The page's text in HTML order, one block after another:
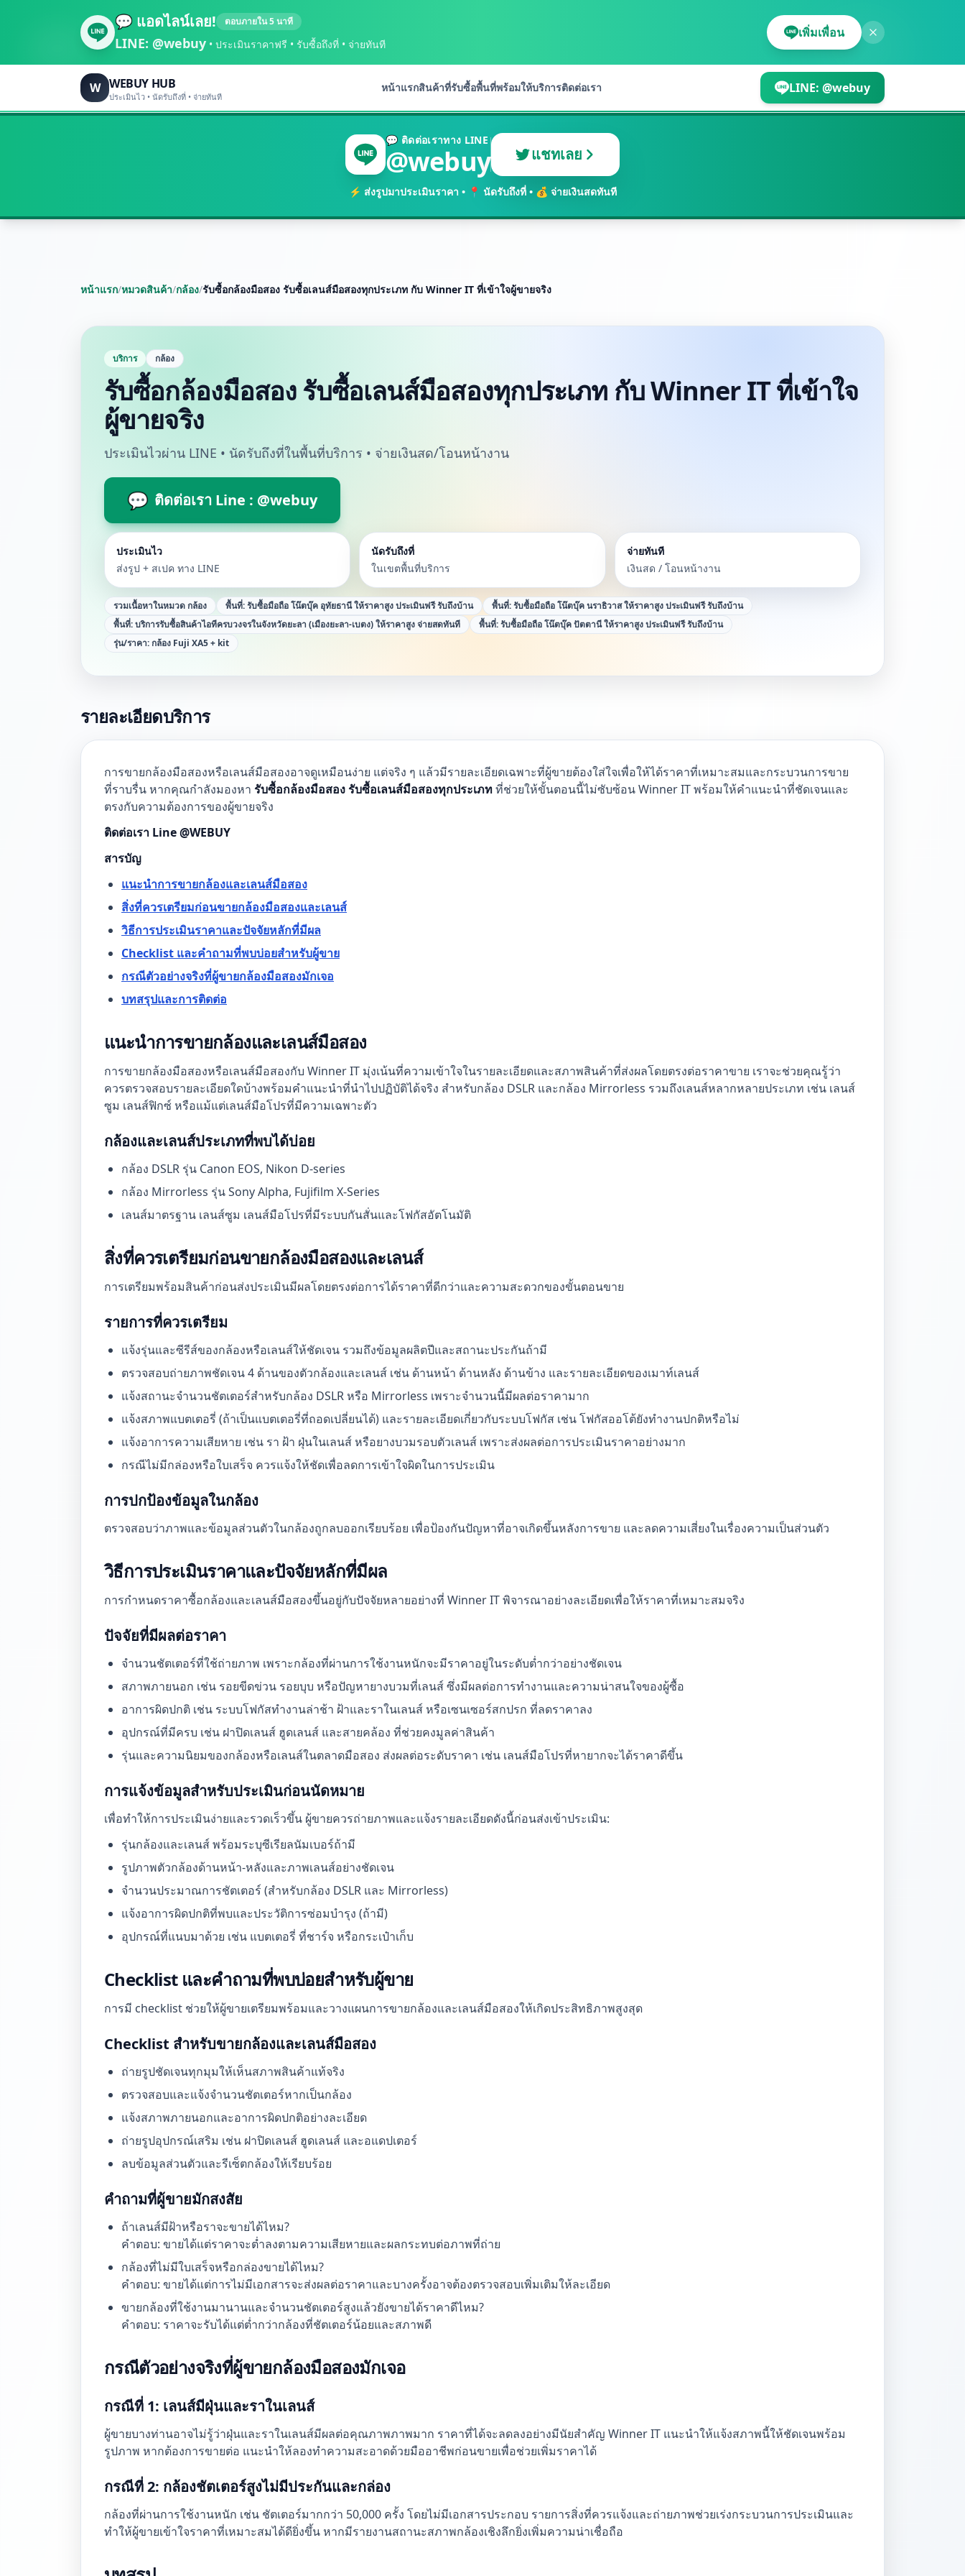
💬 แอดไลน์เลย! ตอบภายใน 5 นาที
LINE: @webuy • ประเมินราคาฟรี • รับซื้อถึงที่ • จ่ายทันที
เพิ่มเพื่อน
W WEBUY HUB
ประเมินไว • นัดรับถึงที่ • จ่ายทันที
หน้าแรกสินค้าที่รับซื้อพื้นที่พร้อมให้บริการติดต่อเรา LINE: @webuy
💬 ติดต่อเราทาง LINE
@webuy แชทเลย
⚡ ส่งรูปมาประเมินราคา • 📍 นัดรับถึงที่ • 💰 จ่ายเงินสดทันที
หน้าแรก/หมวดสินค้า/กล้อง/รับซื้อกล้องมือสอง รับซื้อเลนส์มือสองทุกประเภท กับ Winner IT ที่เข้าใจผู้ขายจริง
บริการ กล้อง
รับซื้อกล้องมือสอง รับซื้อเลนส์มือสองทุกประเภท กับ Winner IT ที่เข้าใจ
ผู้ขายจริง
ประเมินไวผ่าน LINE • นัดรับถึงที่ในพื้นที่บริการ • จ่ายเงินสด/โอนหน้างาน
💬 ติดต่อเรา Line : @webuy
ประเมินไว
ส่งรูป + สเปค ทาง LINE
นัดรับถึงที่
ในเขตพื้นที่บริการ
จ่ายทันที
เงินสด / โอนหน้างาน
รวมเนื้อหาในหมวดกล้อง พื้นที่:รับซื้อมือถือ โน๊ตบุ๊ค อุทัยธานี ให้ราคาสูง ประเมินฟรี รับถึงบ้าน พื้นที่:รับซื้อมือถือ โน๊ตบุ๊ค นราธิวาส ให้ราคาสูง ประเมินฟรี รับถึงบ้าน
พื้นที่:บริการรับซื้อสินค้าไอทีครบวงจรในจังหวัดยะลา (เมืองยะลา-เบตง) ให้ราคาสูง จ่ายสดทันที พื้นที่:รับซื้อมือถือ โน๊ตบุ๊ค ปัตตานี ให้ราคาสูง ประเมินฟรี รับถึงบ้าน
รุ่น/ราคา:กล้อง Fuji XA5 + kit
รายละเอียดบริการ
การขายกล้องมือสองหรือเลนส์มือสองอาจดูเหมือนง่าย แต่จริง ๆ แล้วมีรายละเอียดเฉพาะที่ผู้ขายต้องใส่ใจเพื่อให้ได้ราคาที่เหมาะสมและกระบวนการขาย
ที่ราบรื่น หากคุณกำลังมองหา รับซื้อกล้องมือสอง รับซื้อเลนส์มือสองทุกประเภทที่ช่วยให้ขั้นตอนนี้ไม่ซับซ้อน Winner IT พร้อมให้คำแนะนำที่ชัดเจนและ
ตรงกับความต้องการของผู้ขายจริง
ติดต่อเรา Line @WEBUY
สารบัญ
แนะนำการขายกล้องและเลนส์มือสอง
สิ่งที่ควรเตรียมก่อนขายกล้องมือสองและเลนส์
วิธีการประเมินราคาและปัจจัยหลักที่มีผล
Checklist และคำถามที่พบบ่อยสำหรับผู้ขาย
กรณีตัวอย่างจริงที่ผู้ขายกล้องมือสองมักเจอ
บทสรุปและการติดต่อ
แนะนำการขายกล้องและเลนส์มือสอง
การขายกล้องมือสองหรือเลนส์มือสองกับ Winner IT มุ่งเน้นที่ความเข้าใจในรายละเอียดและสภาพสินค้าที่ส่งผลโดยตรงต่อราคาขาย เราจะช่วยคุณรู้ว่า
ควรตรวจสอบรายละเอียดใดบ้างพร้อมคำแนะนำที่นำไปปฏิบัติได้จริง สำหรับกล้อง DSLR และกล้อง Mirrorless รวมถึงเลนส์หลากหลายประเภท เช่น เลนส์
ซูม เลนส์ฟิกซ์ หรือแม้แต่เลนส์มือโปรที่มีความเฉพาะตัว
กล้องและเลนส์ประเภทที่พบได้บ่อย
กล้อง DSLR รุ่น Canon EOS, Nikon D-series
กล้อง Mirrorless รุ่น Sony Alpha, Fujifilm X-Series
เลนส์มาตรฐาน เลนส์ซูม เลนส์มือโปรที่มีระบบกันสั่นและโฟกัสอัตโนมัติ
สิ่งที่ควรเตรียมก่อนขายกล้องมือสองและเลนส์
การเตรียมพร้อมสินค้าก่อนส่งประเมินมีผลโดยตรงต่อการได้ราคาที่ดีกว่าและความสะดวกของขั้นตอนขาย
รายการที่ควรเตรียม
แจ้งรุ่นและซีรีส์ของกล้องหรือเลนส์ให้ชัดเจน รวมถึงข้อมูลผลิตปีและสถานะประกันถ้ามี
ตรวจสอบถ่ายภาพชัดเจน 4 ด้านของตัวกล้องและเลนส์ เช่น ด้านหน้า ด้านหลัง ด้านข้าง และรายละเอียดของเมาท์เลนส์
แจ้งสถานะจำนวนชัตเตอร์สำหรับกล้อง DSLR หรือ Mirrorless เพราะจำนวนนี้มีผลต่อราคามาก
แจ้งสภาพแบตเตอรี่ (ถ้าเป็นแบตเตอรี่ที่ถอดเปลี่ยนได้) และรายละเอียดเกี่ยวกับระบบโฟกัส เช่น โฟกัสออโต้ยังทำงานปกติหรือไม่
แจ้งอาการความเสียหาย เช่น รา ฝ้า ฝุ่นในเลนส์ หรือยางบวมรอบตัวเลนส์ เพราะส่งผลต่อการประเมินราคาอย่างมาก
กรณีไม่มีกล่องหรือใบเสร็จ ควรแจ้งให้ชัดเพื่อลดการเข้าใจผิดในการประเมิน
การปกป้องข้อมูลในกล้อง
ตรวจสอบว่าภาพและข้อมูลส่วนตัวในกล้องถูกลบออกเรียบร้อย เพื่อป้องกันปัญหาที่อาจเกิดขึ้นหลังการขาย และลดความเสี่ยงในเรื่องความเป็นส่วนตัว
วิธีการประเมินราคาและปัจจัยหลักที่มีผล
การกำหนดราคาซื้อกล้องและเลนส์มือสองขึ้นอยู่กับปัจจัยหลายอย่างที่ Winner IT พิจารณาอย่างละเอียดเพื่อให้ราคาที่เหมาะสมจริง
ปัจจัยที่มีผลต่อราคา
จำนวนชัตเตอร์ที่ใช้ถ่ายภาพ เพราะกล้องที่ผ่านการใช้งานหนักจะมีราคาอยู่ในระดับต่ำกว่าอย่างชัดเจน
สภาพภายนอก เช่น รอยขีดข่วน รอยบุบ หรือปัญหายางบวมที่เลนส์ ซึ่งมีผลต่อการทำงานและความน่าสนใจของผู้ซื้อ
อาการผิดปกติ เช่น ระบบโฟกัสทำงานล่าช้า ฝ้าและราในเลนส์ หรือเซนเซอร์สกปรก ที่ลดราคาลง
อุปกรณ์ที่มีครบ เช่น ฝาปิดเลนส์ ฮูดเลนส์ และสายคล้อง ที่ช่วยคงมูลค่าสินค้า
รุ่นและความนิยมของกล้องหรือเลนส์ในตลาดมือสอง ส่งผลต่อระดับราคา เช่น เลนส์มือโปรที่หายากจะได้ราคาดีขึ้น
การแจ้งข้อมูลสำหรับประเมินก่อนนัดหมาย
เพื่อทำให้การประเมินง่ายและรวดเร็วขึ้น ผู้ขายควรถ่ายภาพและแจ้งรายละเอียดดังนี้ก่อนส่งเข้าประเมิน:
รุ่นกล้องและเลนส์ พร้อมระบุซีเรียลนัมเบอร์ถ้ามี
รูปภาพตัวกล้องด้านหน้า-หลังและภาพเลนส์อย่างชัดเจน
จำนวนประมาณการชัตเตอร์ (สำหรับกล้อง DSLR และ Mirrorless)
แจ้งอาการผิดปกติที่พบและประวัติการซ่อมบำรุง (ถ้ามี)
อุปกรณ์ที่แนบมาด้วย เช่น แบตเตอรี่ ที่ชาร์จ หรือกระเป๋าเก็บ
Checklist และคำถามที่พบบ่อยสำหรับผู้ขาย
การมี checklist ช่วยให้ผู้ขายเตรียมพร้อมและวางแผนการขายกล้องและเลนส์มือสองให้เกิดประสิทธิภาพสูงสุด
Checklist สำหรับขายกล้องและเลนส์มือสอง
ถ่ายรูปชัดเจนทุกมุมให้เห็นสภาพสินค้าแท้จริง
ตรวจสอบและแจ้งจำนวนชัตเตอร์หากเป็นกล้อง
แจ้งสภาพภายนอกและอาการผิดปกติอย่างละเอียด
ถ่ายรูปอุปกรณ์เสริม เช่น ฝาปิดเลนส์ ฮูดเลนส์ และอแดปเตอร์
ลบข้อมูลส่วนตัวและรีเซ็ตกล้องให้เรียบร้อย
คำถามที่ผู้ขายมักสงสัย
ถ้าเลนส์มีฝ้าหรือราจะขายได้ไหม?
คำตอบ: ขายได้แต่ราคาจะต่ำลงตามความเสียหายและผลกระทบต่อภาพที่ถ่าย
กล้องที่ไม่มีใบเสร็จหรือกล่องขายได้ไหม?
คำตอบ: ขายได้แต่การไม่มีเอกสารจะส่งผลต่อราคาและบางครั้งอาจต้องตรวจสอบเพิ่มเติมให้ละเอียด
ขายกล้องที่ใช้งานมานานและจำนวนชัตเตอร์สูงแล้วยังขายได้ราคาดีไหม?
คำตอบ: ราคาจะรับได้แต่ต่ำกว่ากล้องที่ชัตเตอร์น้อยและสภาพดี
กรณีตัวอย่างจริงที่ผู้ขายกล้องมือสองมักเจอ
กรณีที่ 1: เลนส์มีฝุ่นและราในเลนส์
ผู้ขายบางท่านอาจไม่รู้ว่าฝุ่นและราในเลนส์มีผลต่อคุณภาพภาพมาก ราคาที่ได้จะลดลงอย่างมีนัยสำคัญ Winner IT แนะนำให้แจ้งสภาพนี้ให้ชัดเจนพร้อม
รูปภาพ หากต้องการขายต่อ แนะนำให้ลองทำความสะอาดด้วยมืออาชีพก่อนขายเพื่อช่วยเพิ่มราคาได้
กรณีที่ 2: กล้องชัตเตอร์สูงไม่มีประกันและกล่อง
กล้องที่ผ่านการใช้งานหนัก เช่น ชัตเตอร์มากกว่า 50,000 ครั้ง โดยไม่มีเอกสารประกอบ รายการสิ่งที่ควรแจ้งและถ่ายภาพช่วยเร่งกระบวนการประเมินและ
ทำให้ผู้ขายเข้าใจราคาที่เหมาะสมได้ดียิ่งขึ้น หากมีรายงานสถานะสภาพกล้องเชิงลึกยิ่งเพิ่มความน่าเชื่อถือ